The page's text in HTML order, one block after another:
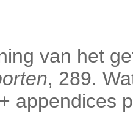
van het
, 289.
appendices